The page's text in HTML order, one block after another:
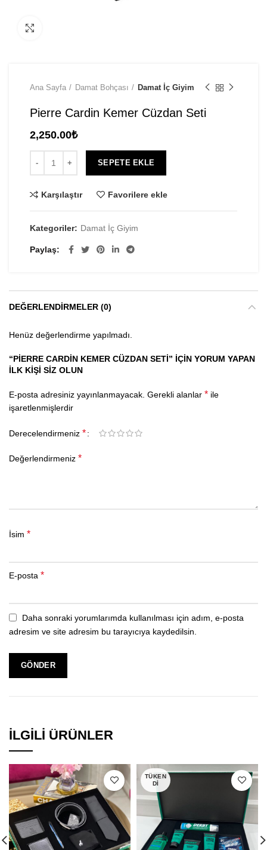
Ana Sayfa Damat Bohçası Damat İç Giyim
Pierre Cardin Kemer Cüzdan Seti
2,250.00₺
SEPETE EKLE
Karşılaştır Favorilere ekle
Kategoriler: Damat İç Giyim
Paylaş
DEĞERLENDIRMELER (0)
Henüz değerlendirme yapılmadı.
“PIERRE CARDIN KEMER CÜZDAN SETI” IÇIN YORUM YAPAN
ILK KIŞI SIZ OLUN
E-posta adresiniz yayınlanmayacak. Gerekli alanlar * ile
işaretlenmişlerdir
Derecelendirmeniz *
Değerlendirmeniz *
İsim *
E-posta *
Daha sonraki yorumlarımda kullanılması için adım, e-posta
adresim ve site adresim bu tarayıcıya kaydedilsin.
İLGILI ÜRÜNLER
TÜKEN
DI